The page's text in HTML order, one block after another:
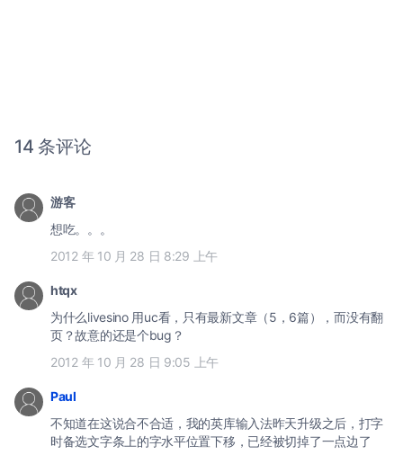
14 条评论
游客
想吃。。。
2012 年 10 月 28 日 8:29 上午
htqx
为什么livesino 用uc看，只有最新文章（5，6篇），而没有翻
页？故意的还是个bug？
2012 年 10 月 28 日 9:05 上午
Paul
不知道在这说合不合适，我的英库输入法昨天升级之后，打字
时备选文字条上的字水平位置下移，已经被切掉了一点边了